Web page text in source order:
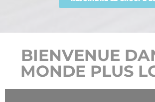
BIENVENUE
MONDE PLUS